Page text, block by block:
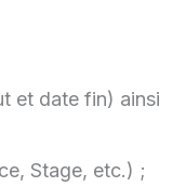
et date fin) ainsi
Stage, etc.) ;